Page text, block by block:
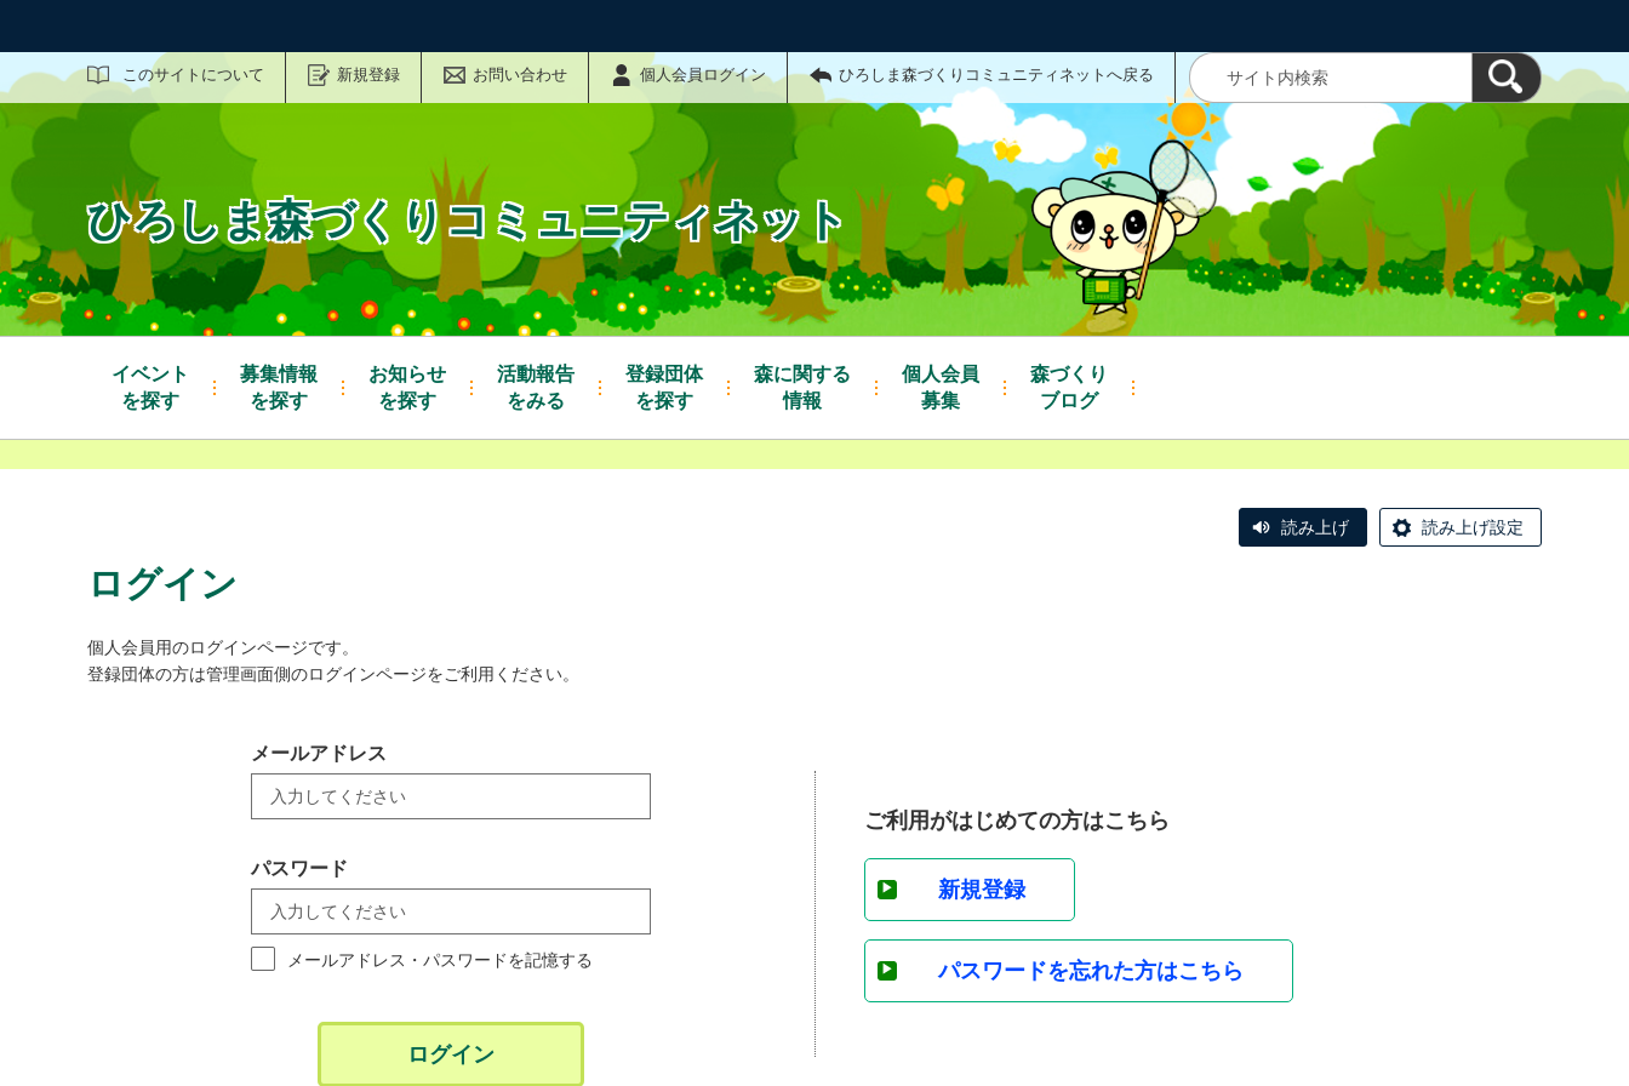
このサイトについて 新規登録 お問い合わせ 個人会員ログイン ひろしま森づくりコミュニティネットへ戻る
サイト内検索
ひろしま森づくりコミュニティネット
イベント
を探す
募集情報
を探す
お知らせ
を探す
活動報告
をみる
登録団体
を探す
森に関する
情報
個人会員
募集
森づくり
ブログ
読み上げ 読み上げ設定
ログイン
個人会員用のログインページです。
登録団体の方は管理画面側のログインページをご利用ください。
メールアドレス
パスワード
メールアドレス・パスワードを記憶する
ログイン
ご利用がはじめての方はこちら
新規登録
パスワードを忘れた方はこちら